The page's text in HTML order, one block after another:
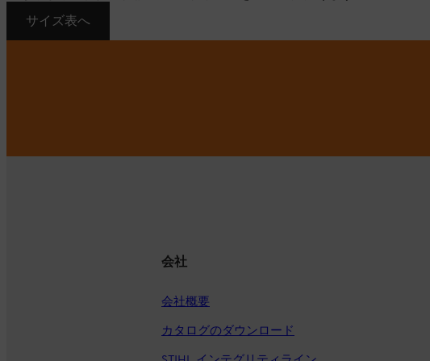
サイズ表へ
会社
会社概要
カタログのダウンロード